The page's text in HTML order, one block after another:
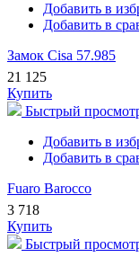
Добавить в
Добавить в
Замок Cisa 57.985
21 125
Купить
Быстрый
Добавить в
Добавить в
Fuaro Barocco
3 718
Купить
Быстрый